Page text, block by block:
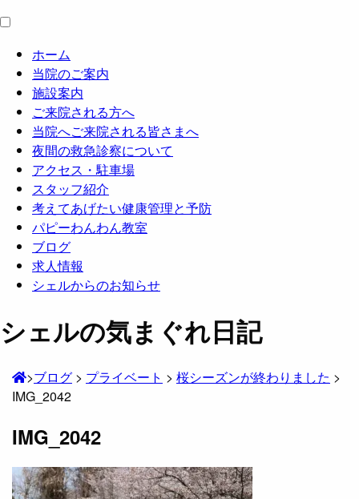
ホーム
当院のご案内
施設案内
ご来院される方へ
当院へご来院される皆さまへ
夜間の救急診察について
アクセス・駐車場
スタッフ紹介
考えてあげたい健康管理と予防
パピーわんわん教室
ブログ
求人情報
シェルからのお知らせ
シェルの気まぐれ日記
>ブログ > プライベート > 桜シーズンが終わりました >
IMG_2042
IMG_2042